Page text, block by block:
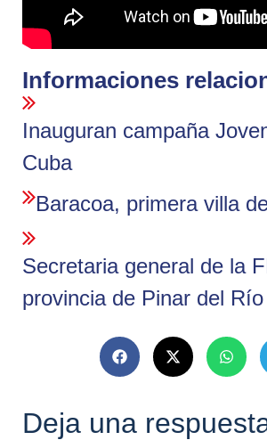
Informaciones
Inauguran campaña
Cuba
Baracoa, primera villa
Secretaria general de la
provincia de Pinar del Río
Deja una